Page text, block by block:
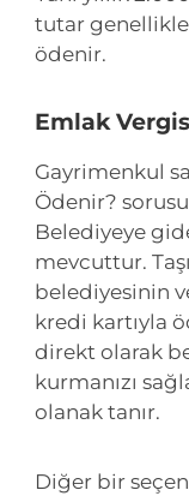
tutar genellikle
ödenir.
Emlak
Gayrimenkul
Ödenir?
Belediyeye
mevcuttur.
belediyesinin
kredi kartıyla
direkt olarak
kurmanızı
olanak tanır.
Diğer bir